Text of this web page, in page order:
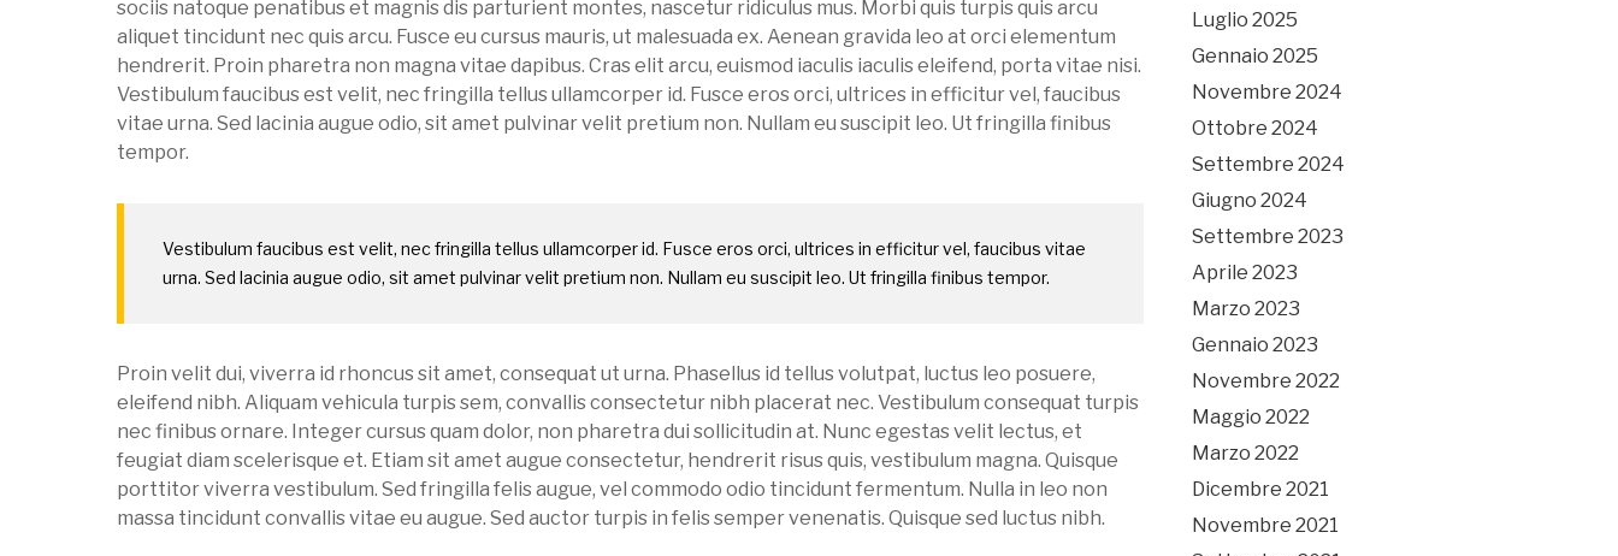
sociis natoque penatibus et magnis dis parturient montes, nascetur ridiculus mus. Morbi quis turpis quis arcu
aliquet tincidunt nec quis arcu. Fusce eu cursus mauris, ut malesuada ex. Aenean gravida leo at orci elementum
hendrerit. Proin pharetra non magna vitae dapibus. Cras elit arcu, euismod iaculis iaculis eleifend, porta vitae nisi.
Vestibulum faucibus est velit, nec fringilla tellus ullamcorper id. Fusce eros orci, ultrices in efficitur vel, faucibus
vitae urna. Sed lacinia augue odio, sit amet pulvinar velit pretium non. Nullam eu suscipit leo. Ut fringilla finibus
tempor.
Vestibulum faucibus est velit, nec fringilla tellus ullamcorper id. Fusce eros orci, ultrices in efficitur vel, faucibus vitae
urna. Sed lacinia augue odio, sit amet pulvinar velit pretium non. Nullam eu suscipit leo. Ut fringilla finibus tempor.
Proin velit dui, viverra id rhoncus sit amet, consequat ut urna. Phasellus id tellus volutpat, luctus leo posuere,
eleifend nibh. Aliquam vehicula turpis sem, convallis consectetur nibh placerat nec. Vestibulum consequat turpis
nec finibus ornare. Integer cursus quam dolor, non pharetra dui sollicitudin at. Nunc egestas velit lectus, et
feugiat diam scelerisque et. Etiam sit amet augue consectetur, hendrerit risus quis, vestibulum magna. Quisque
porttitor viverra vestibulum. Sed fringilla felis augue, vel commodo odio tincidunt fermentum. Nulla in leo non
massa tincidunt convallis vitae eu augue. Sed auctor turpis in felis semper venenatis. Quisque sed luctus nibh.
Luglio 2025
Gennaio 2025
Novembre 2024
Ottobre 2024
Settembre 2024
Giugno 2024
Settembre 2023
Aprile 2023
Marzo 2023
Gennaio 2023
Novembre 2022
Maggio 2022
Marzo 2022
Dicembre 2021
Novembre 2021